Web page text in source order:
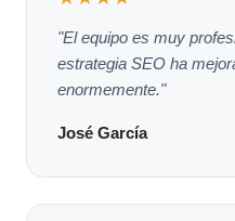
"El equipo es muy
estrategia SEO ha
enormemente."
José García